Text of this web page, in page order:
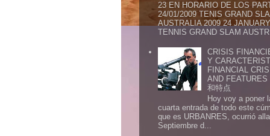
23 EN HORARIO DE LOS
24/01/2009 TENIS GRAND
AUSTRALIA 2009 24
TENNIS GRAND SLAM
CRISIS
Y
FINANCIAL
AND
和特点
Hoy voy a poner
cuarta entrada de todo este
que es URBANRES, ocurrió
Septiembre d...